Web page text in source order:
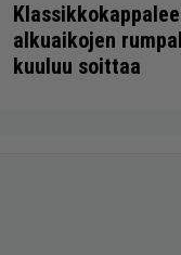
alkuaikojen
kuuluu soittaa